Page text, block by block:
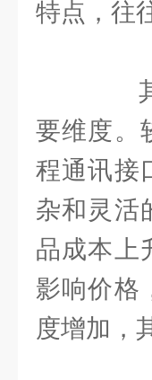
特点，往
其
要维度。
程通讯接
杂和灵活
品成本上
影响价格
度增加，